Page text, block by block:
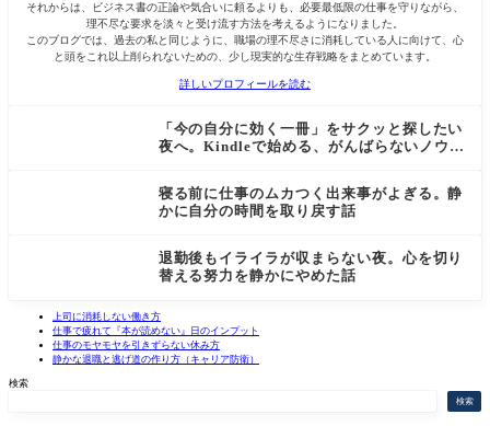
それからは、ビジネス書の正論や気合いに頼るよりも、必要最低限の仕事を守りながら、
理不尽な要求を淡々と受け流す方法を考えるようになりました。
このブログでは、過去の私と同じように、職場の理不尽さに消耗している人に向けて、心
と頭をこれ以上削られないための、少し現実的な生存戦略をまとめています。
詳しいプロフィールを読む
「今の自分に効く一冊」をサクッと探したい
夜へ。Kindleで始める、がんばらないノウハ
寝る前に仕事のムカつく出来事がよぎる。静
かに自分の時間を取り戻す話
退勤後もイライラが収まらない夜。心を切り
替える努力を静かにやめた話
上司に消耗しない働き方
仕事で疲れて『本が読めない』日のインプット
仕事のモヤモヤを引きずらない休み方
静かな退職と逃げ道の作り方（キャリア防衛）
検索
検索